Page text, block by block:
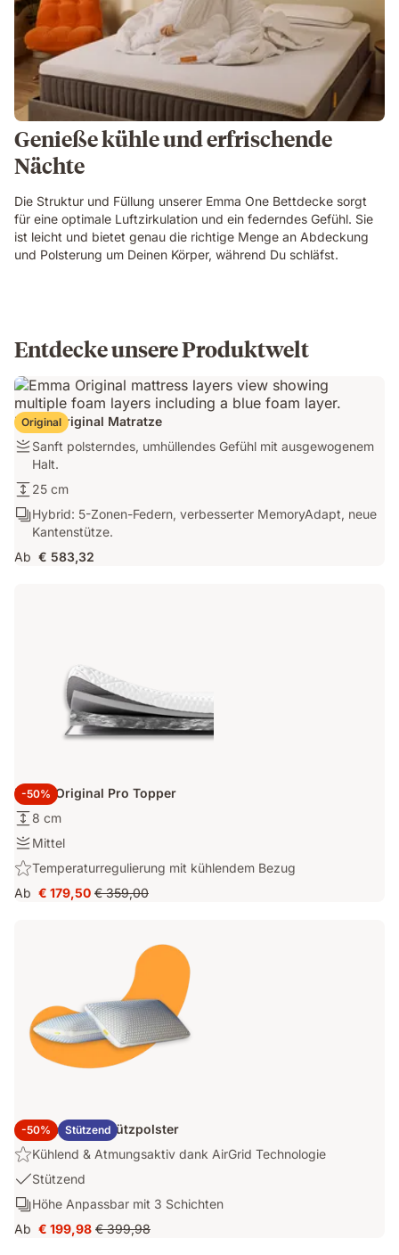
Genieße kühle und erfrischende
Nächte
Die Struktur und Füllung unserer Emma One Bettdecke sorgt
für eine optimale Luftzirkulation und ein federndes Gefühl. Sie
ist leicht und bietet genau die richtige Menge an Abdeckung
und Polsterung um Deinen Körper, während Du schläfst.
Entdecke unsere Produktwelt
Original
Emma Original Matratze
Sanft
polsterndes,
umhüllendes
Gefühl
mit
ausgewogenem
Halt.
Sanft polsterndes, umhüllendes Gefühl mit ausgewogenem
Halt.
25
cm
25 cm
Hybrid:
Zonen-
Federn,
Hybrid: 5-Zonen-Federn, verbesserter MemoryAdapt, neue
Kantenstütze.
Ab € 583,32
-50%
Emma Original Pro Topper
Höhe:
8
cm
8 cm
Festigkeit:
Mittel
Mittel
Highlight:
Temperaturregulierung
mit
Temperaturregulierung mit kühlendem Bezug
Ab
Preis
€ 179,50 Ursprünglicher
€ 359,00
-50% Stützend
2x Emma Elite Stützpolster
Highlight:
Kühlend
&
Atmungsaktiv
dank
Kühlend & Atmungsaktiv dank AirGrid Technologie
USP
1:
Stützend
Stützend
Schichten:
Höhe
Anpassbar
Höhe Anpassbar mit 3 Schichten
Ab
Preis
€ 199,98 Ursprünglicher
€ 399,98